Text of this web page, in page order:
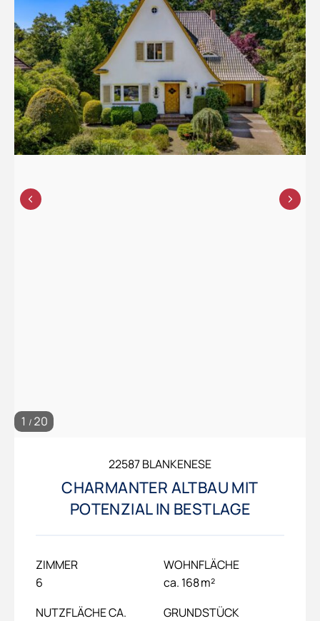
1 / 20
22587 BLANKENESE
CHARMANTER ALTBAU MIT
POTENZIAL IN BESTLAGE
ZIMMER
6
WOHNFLÄCHE
ca. 168 m²
NUTZFLÄCHE CA.
GRUNDSTÜCK